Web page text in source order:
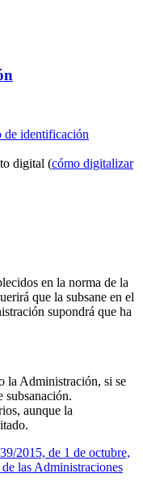
de identificación
digital (cómo digitalizar
en la norma de la
que la subsane en el
supondrá que ha
la Administración, si se
subsanación.
aunque la
2015, de 1 de octubre,
las Administraciones